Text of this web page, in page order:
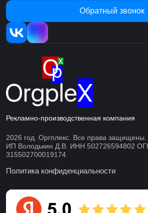
Обратный звонок
Рекламно-производственная компания
2026 год. Оргплекс. Все права защищены.
ИП Володькин Д.В. ИНН 502726594802
315502700019174
Политика конфиденциальности